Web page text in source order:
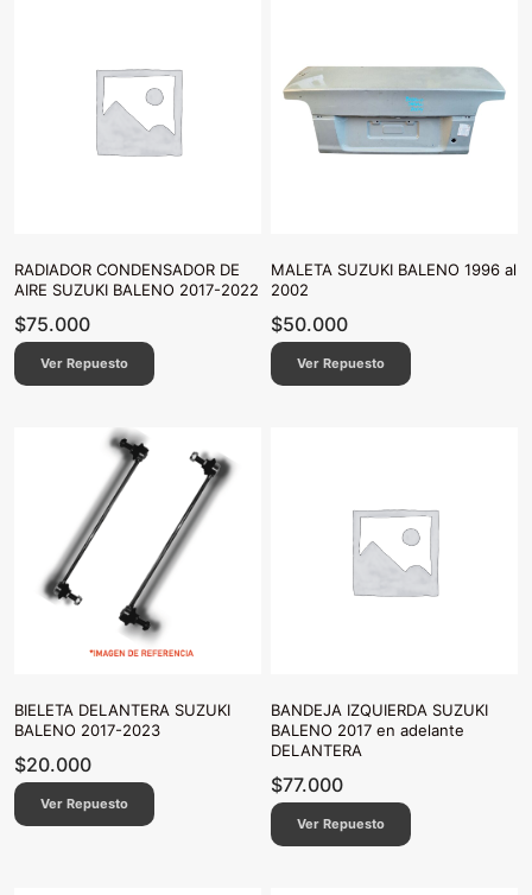
RADIADOR CONDENSADOR DE
AIRE SUZUKI BALENO 2017-2022
$75.000
Ver Repuesto
MALETA SUZUKI BALENO 1996 al
2002
$50.000
Ver Repuesto
BIELETA DELANTERA SUZUKI
BALENO 2017-2023
$20.000
Ver Repuesto
BANDEJA IZQUIERDA SUZUKI
BALENO 2017 en adelante
DELANTERA
$77.000
Ver Repuesto